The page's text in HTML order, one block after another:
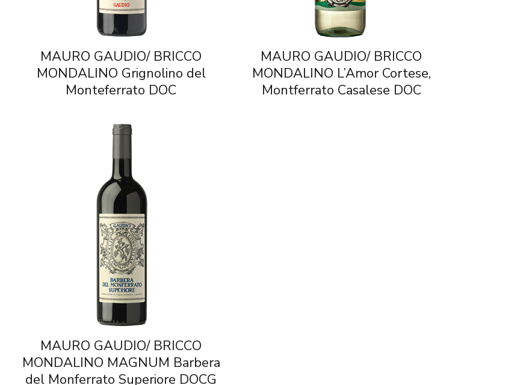
MAURO GAUDIO/ BRICCO
MONDALINO Grignolino del
Monteferrato DOC
MAURO GAUDIO/ BRICCO
MONDALINO L’Amor Cortese,
Montferrato Casalese DOC
MAURO GAUDIO/ BRICCO
MONDALINO MAGNUM Barbera
del Monferrato Superiore DOCG